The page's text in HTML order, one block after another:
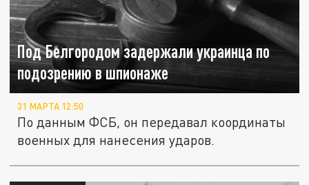
Под Белгородом задержали украинца по
подозрению в шпионаже
31 МАРТА 12:50
По данным ФСБ, он передавал координаты
военных для нанесения ударов.